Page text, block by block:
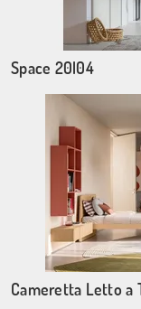
Space 20|04
Cameretta Letto a